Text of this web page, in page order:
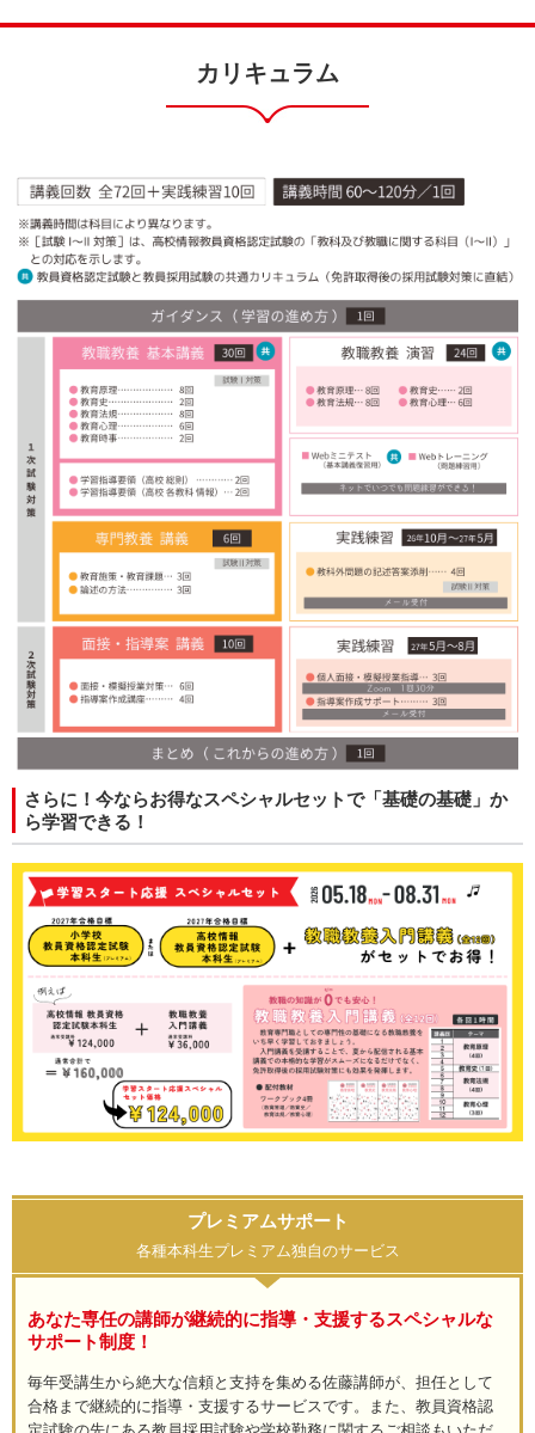
カリキュラム
さらに！今ならお得なスペシャルセットで「基礎の基礎」か
ら学習できる！
プレミアムサポート
各種本科生プレミアム独自のサービス
あなた専任の講師が継続的に指導・支援するスペシャルな
サポート制度！
毎年受講生から絶大な信頼と支持を集める佐藤講師が、担任として
合格まで継続的に指導・支援するサービスです。また、教員資格認